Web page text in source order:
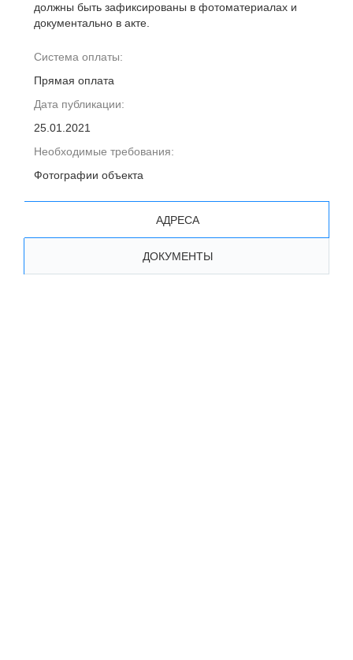
должны быть зафиксированы в фотоматериалах и
документально в акте.
Система оплаты:
Прямая оплата
Дата публикации:
25.01.2021
Необходимые требования:
Фотографии объекта
АДРЕСА
ДОКУМЕНТЫ